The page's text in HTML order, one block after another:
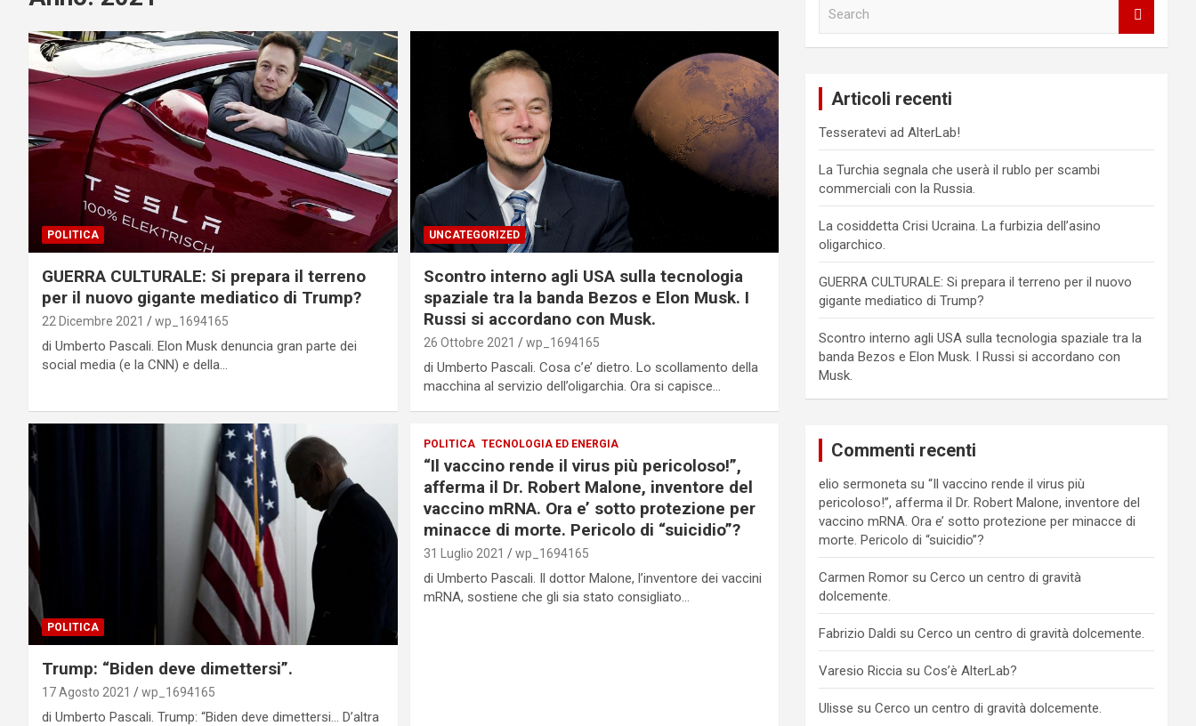
POLITICA
GUERRA CULTURALE: Si prepara il terreno
per il nuovo gigante mediatico di Trump?
22 Dicembre 2021 wp_1694165
di Umberto Pascali. Elon Musk denuncia gran parte dei
social media (e la CNN) e della…
UNCATEGORIZED
Scontro interno agli USA sulla tecnologia
spaziale tra la banda Bezos e Elon Musk. I
Russi si accordano con Musk.
26 Ottobre 2021 wp_1694165
di Umberto Pascali. Cosa c’e’ dietro. Lo scollamento della
macchina al servizio dell’oligarchia. Ora si capisce…
POLITICA
Trump: “Biden deve dimettersi”.
17 Agosto 2021 wp_1694165
di Umberto Pascali. Trump: “Biden deve dimettersi… D’altra
POLITICA TECNOLOGIA ED ENERGIA
“Il vaccino rende il virus più pericoloso!”,
afferma il Dr. Robert Malone, inventore del
vaccino mRNA. Ora e’ sotto protezione per
minacce di morte. Pericolo di “suicidio”?
31 Luglio 2021 wp_1694165
di Umberto Pascali. Il dottor Malone, l’inventore dei vaccini
mRNA, sostiene che gli sia stato consigliato…
Articoli recenti
Tesseratevi ad AlterLab!
La Turchia segnala che userà il rublo per scambi
commerciali con la Russia.
La cosiddetta Crisi Ucraina. La furbizia dell’asino
oligarchico.
GUERRA CULTURALE: Si prepara il terreno per il nuovo
gigante mediatico di Trump?
Scontro interno agli USA sulla tecnologia spaziale tra la
banda Bezos e Elon Musk. I Russi si accordano con
Musk.
Commenti recenti
elio sermoneta su“Il vaccino rende il virus più
pericoloso!”, afferma il Dr. Robert Malone, inventore del
vaccino mRNA. Ora e’ sotto protezione per minacce di
morte. Pericolo di “suicidio”?
Carmen Romor suCerco un centro di gravità
dolcemente.
Fabrizio Daldi suCerco un centro di gravità dolcemente.
Varesio Riccia suCos’è AlterLab?
Ulisse suCerco un centro di gravità dolcemente.